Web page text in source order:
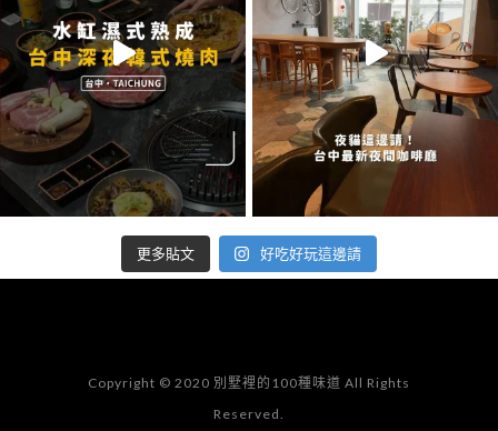
更多貼文 好吃好玩這邊請
Copyright © 2020 別墅裡的100種味道 All Rights
Reserved.